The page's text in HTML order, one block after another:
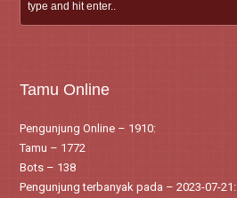
Tamu Online
Pengunjung Online – 1910:
Tamu – 1772
Bots – 138
Pengunjung terbanyak pada – 2023-07-21: